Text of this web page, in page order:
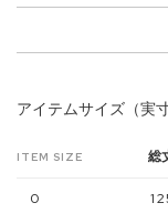
アイテムサイズ（実寸
ITEM SIZE 総
0